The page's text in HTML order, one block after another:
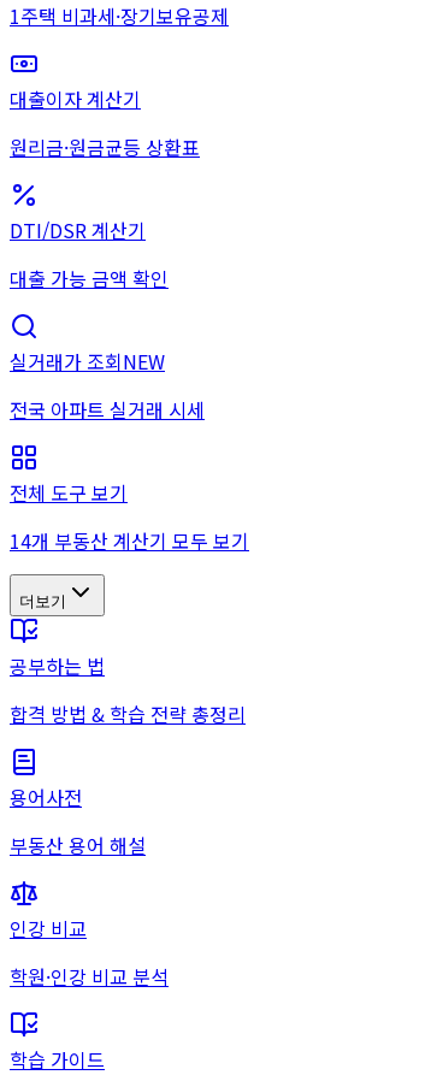
1주택 비과세·장기보유공제
대출이자 계산기
원리금·원금균등 상환표
DTI/DSR 계산기
대출 가능 금액 확인
실거래가 조회NEW
전국 아파트 실거래 시세
전체 도구 보기
14개 부동산 계산기 모두 보기
더보기
공부하는 법
합격 방법 & 학습 전략 총정리
용어사전
부동산 용어 해설
인강 비교
학원·인강 비교 분석
학습 가이드